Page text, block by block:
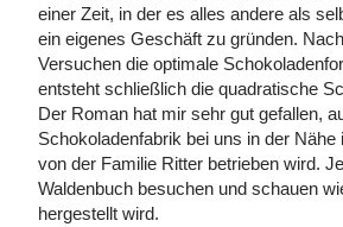
einer Zeit, in der es alles andere als
ein eigenes Geschäft zu gründen.
Versuchen die optimale
entsteht schließlich die quadratische
Der Roman hat mir sehr gut gefallen,
Schokoladenfabrik bei uns in der
von der Familie Ritter betrieben wird.
Waldenbuch besuchen und schauen
hergestellt wird.